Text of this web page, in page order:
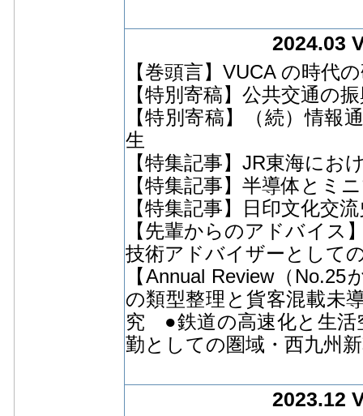
2024.03
【巻頭言】VUCA の時代
【特別寄稿】公共交通の
【特別寄稿】（続）情報
生
【特集記事】JR東海にお
【特集記事】半導体とミ
【特集記事】日印文化交
【先輩からのアドバイス
技術アドバイザーとして
【Annual Review（
の類型整理と貨客混載未
究 ●鉄道の高速化と生活
勤としての圏域・西九州
2023.12